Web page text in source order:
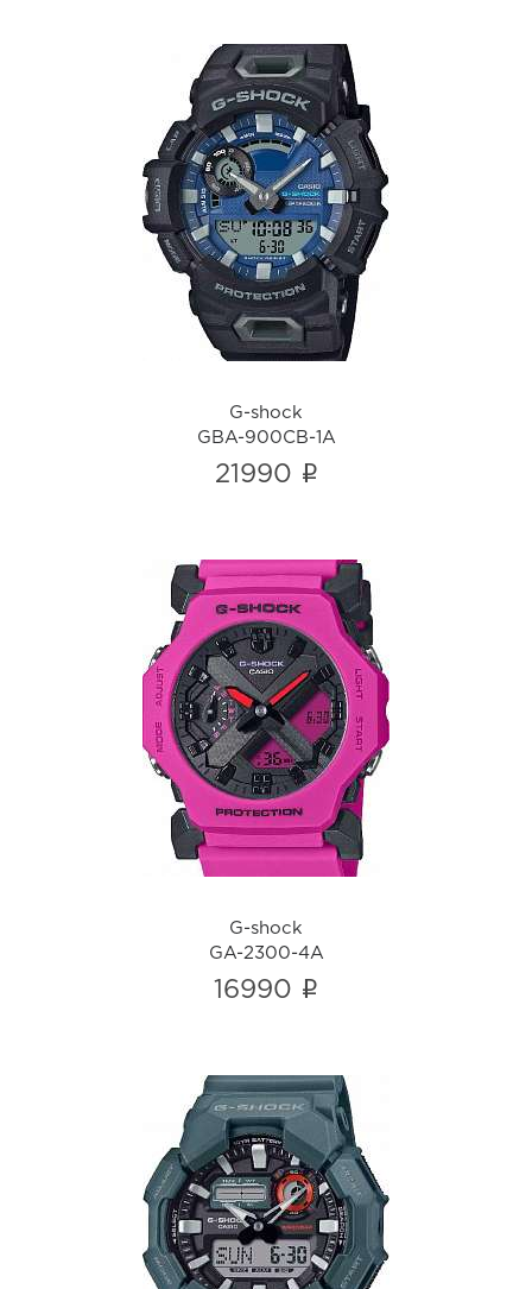
G-shock
GBA-900CB-1A
i
G-shock
GBA-900CB-1A
21990 i
G-shock
GA-2300-4A
i
G-shock
GA-2300-4A
16990 i
G-shock
GA-010-2A
i